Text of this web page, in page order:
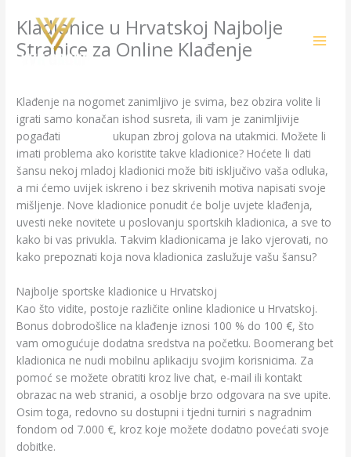
content
Kladionice u Hrvatskoj Najbolje
Stranice za Online Klađenje
Klađenje na nogomet zanimljivo je svima, bez obzira volite li
igrati samo konačan ishod susreta, ili vam je zanimljivije
pogađati
ukupan zbroj golova na utakmici. Možete li
imati problema ako koristite takve kladionice? Hoćete li dati
šansu nekoj mladoj kladionici može biti isključivo vaša odluka,
a mi ćemo uvijek iskreno i bez skrivenih motiva napisati svoje
mišljenje. Nove kladionice ponudit će bolje uvjete klađenja,
uvesti neke novitete u poslovanju sportskih kladionica, a sve to
kako bi vas privukla. Takvim kladionicama je lako vjerovati, no
kako prepoznati koja nova kladionica zaslužuje vašu šansu?
Najbolje sportske kladionice u Hrvatskoj
Kao što vidite, postoje različite online kladionice u Hrvatskoj.
Bonus dobrodošlice na klađenje iznosi 100 % do 100 €, što
vam omogućuje dodatna sredstva na početku. Boomerang bet
kladionica ne nudi mobilnu aplikaciju svojim korisnicima. Za
pomoć se možete obratiti kroz live chat, e-mail ili kontakt
obrazac na web stranici, a osoblje brzo odgovara na sve upite.
Osim toga, redovno su dostupni i tjedni turniri s nagradnim
fondom od 7.000 €, kroz koje možete dodatno povećati svoje
dobitke.